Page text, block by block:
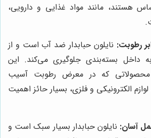
هستند، مانند مواد غذایی و دارویی،
رطوبت: نایلون حبابدار ضد آب است و از
داخل بسته‌بندی جلوگیری می‌کند. این
محصولاتی که در معرض رطوبت آسیب
لوازم الکترونیکی و فلزی، بسیار حائز اهمیت
آسان: نایلون حبابدار بسیار سبک است و